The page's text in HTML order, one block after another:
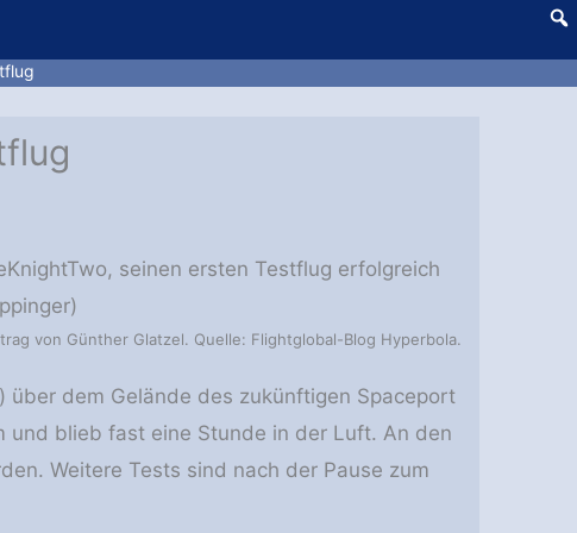
seinen ersten Testflug erfolgreich
von Günther Glatzel. Quelle: Flightglobal-Blog Hyperbola.
dem Gelände des zukünftigen Spaceport
und blieb fast eine Stunde in der Luft. An den
Weitere Tests sind nach der Pause zum